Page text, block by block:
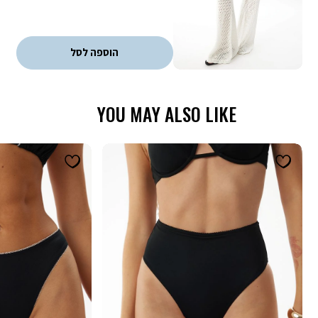
ללא כפל מבצעים. עד גמר המלאי
הסטמפה של המבצע
קופונים - ניתן לממש קופון אחד בהזמנה. הנחת קופון אינה חלה על דמי
משלוח, אריזת מתנה וגיפטקארד
הוספה לסל
YOU MAY ALSO LIKE